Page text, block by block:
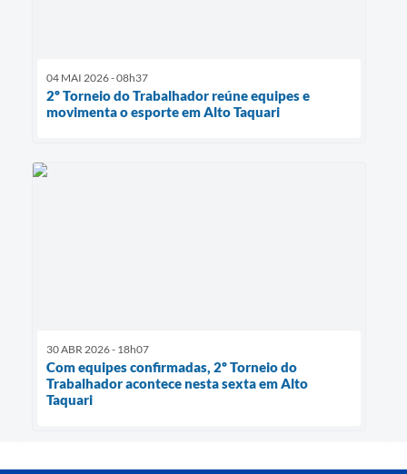
04 MAI 2026 - 08h37
2º Torneio do Trabalhador reúne equipes e
movimenta o esporte em Alto Taquari
30 ABR 2026 - 18h07
Com equipes confirmadas, 2º Torneio do
Trabalhador acontece nesta sexta em Alto
Taquari